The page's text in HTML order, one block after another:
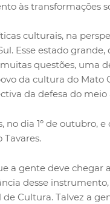
às transformações
culturais, na
Esse estado
questões, uma
da cultura do Mato
da defesa do
dia 1º de outubro,
a gente deve chegar
desse
Cultura. Talvez a